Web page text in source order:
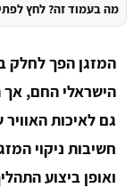
מה בעמוד זה? לחץ
המזגן הפך לחלק
הישראלי החם, אך
גם לאיכות
חשיבות ניקוי
ואופן ביצוע